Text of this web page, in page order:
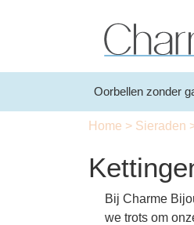
Oorbellen zonder
Home > Sieraden
Bij Charme
we trots om